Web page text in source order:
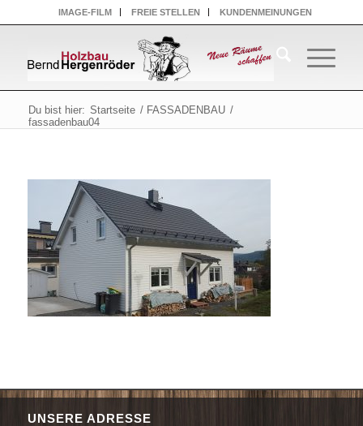
IMAGE-FILM FREIE STELLEN KUNDENMEINUNGEN
Du bist hier: Startseite / FASSADENBAU /
fassadenbau04
UNSERE ADRESSE